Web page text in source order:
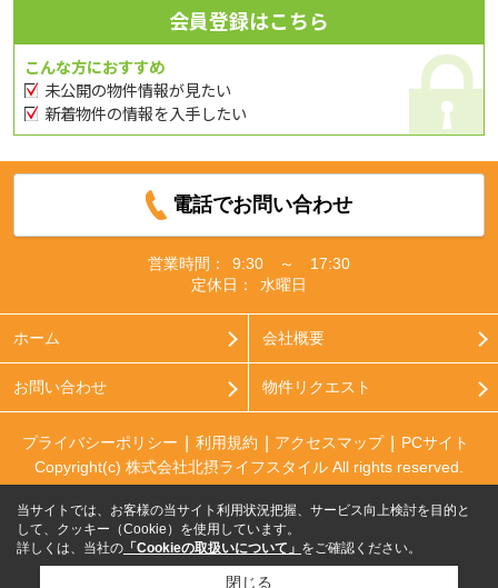
会員登録はこちら
こんな方におすすめ
未公開の物件情報が見たい
新着物件の情報を入手したい
電話でお問い合わせ
営業時間：
9:30 ～ 17:30
定休日：
水曜日
ホーム 会社概要
お問い合わせ 物件リクエスト
プライバシーポリシー 利用規約 アクセスマップ
PCサイト
Copyright(c) 株式会社北摂ライフスタイル All rights reserved.
当サイトでは、お客様の当サイト利用状況把握、サービス向上検討を目的と
して、クッキー（Cookie）を使用しています。
詳しくは、当社の 「Cookieの取扱いについて」 をご確認ください。
閉じる